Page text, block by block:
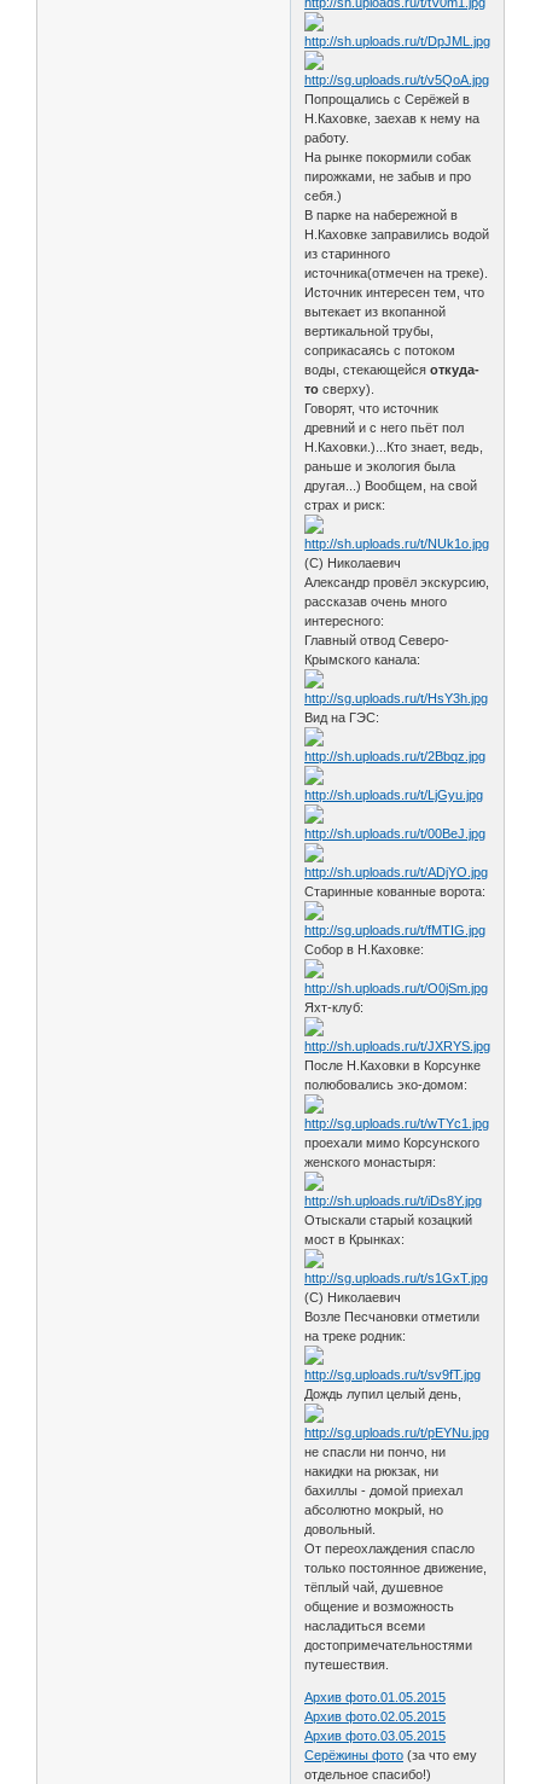
Попрощались с Серёжей в
Н.Каховке, заехав к нему на
работу.
На рынке покормили собак
пирожками, не забыв и про
себя.)
В парке на набережной в
Н.Каховке заправились водой
из старинного
источника(отмечен на треке).
Источник интересен тем, что
вытекает из вкопанной
вертикальной трубы,
соприкасаясь с потоком
воды, стекающейсяоткуда-
то сверху).
Говорят, что источник
древний и с него пьёт пол
Н.Каховки.)...Кто знает, ведь,
раньше и экология была
другая...) Вообщем, на свой
страх и риск:
(С) Николаевич
Александр провёл экскурсию,
рассказав очень много
интересного:
Главный отвод Северо-
Крымского канала:
Вид на ГЭС:
Старинные кованные ворота:
Собор в Н.Каховке:
Яхт-клуб:
После Н.Каховки в Корсунке
полюбовались эко-домом:
проехали мимо Корсунского
женского монастыря:
Отыскали старый козацкий
мост в Крынках:
(С) Николаевич
Возле Песчановки отметили
на треке родник:
Дождь лупил целый день,
не спасли ни пончо, ни
накидки на рюкзак, ни
бахиллы - домой приехал
абсолютно мокрый, но
довольный.
От переохлаждения спасло
только постоянное движение,
тёплый чай, душевное
общение и возможность
насладиться всеми
достопримечательностями
путешествия.
Архив фото.01.05.2015
Архив фото.02.05.2015
Архив фото.03.05.2015
Серёжины фото (за что ему
отдельное спасибо!)